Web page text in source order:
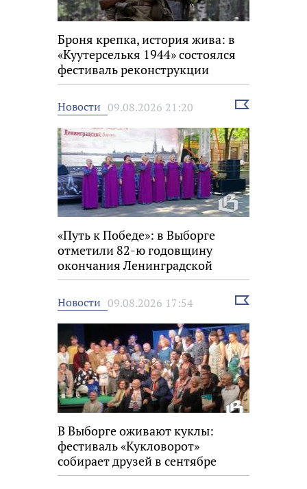
Броня крепка, история жива: в
«Куутерселькя 1944» состоялся
фестиваль реконструкции
Новости 09.08.2026 21:20
Выбрать
«Путь к Победе»: в Выборге
отметили 82-ю годовщину
окончания Ленинградской
битвы
Новости 09.08.2026 17:54
Выбрать
В Выборге оживают куклы:
фестиваль «Кукловорот»
собирает друзей в сентябре